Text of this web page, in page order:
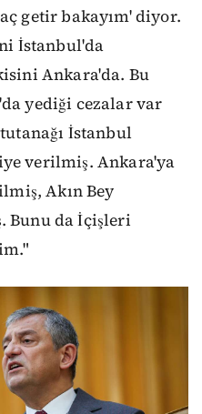
getir bakayım' diyor.
İstanbul'da
Ankara'da. Bu
yediği cezalar var
İstanbul
verilmiş. Ankara'ya
Akın Bey
Bunu da İçişleri